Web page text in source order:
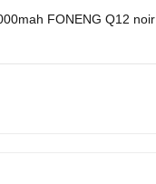
FONENG Q12 noir